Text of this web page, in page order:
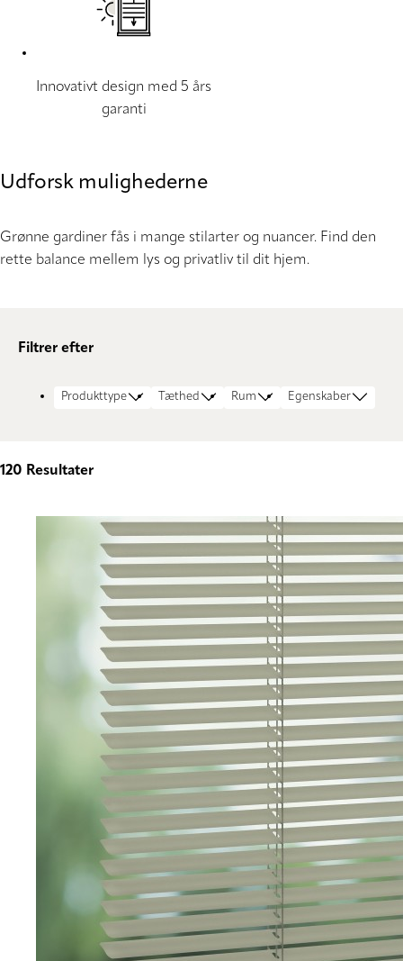
Innovativt design med 5 års
garanti
Udforsk mulighederne
Grønne gardiner fås i mange stilarter og nuancer. Find den
rette balance mellem lys og privatliv til dit hjem.
Filtrer efter
Produkttype Tæthed Rum Egenskaber
120 Resultater